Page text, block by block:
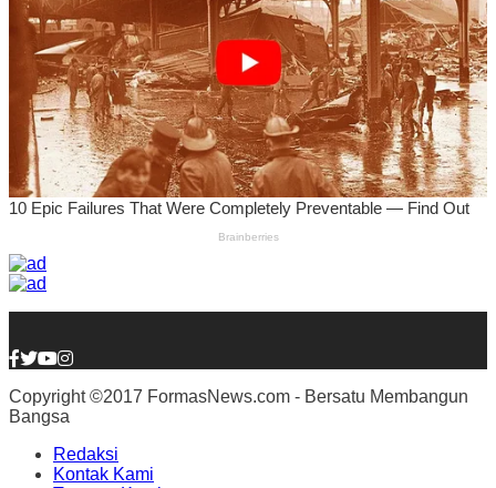
Copyright ©2017 FormasNews.com - Bersatu Membangun
Bangsa
Redaksi
Kontak Kami